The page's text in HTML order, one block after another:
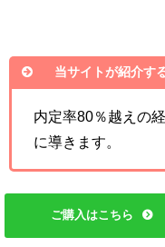
当サイトが紹介す
内定率80％越えの
に導きます。
ご購入はこちら